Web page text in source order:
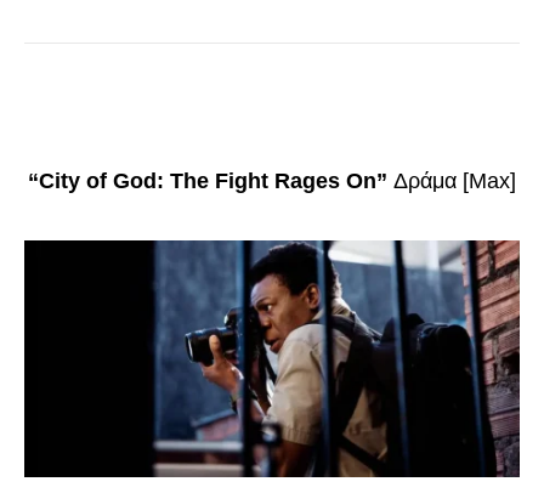
“City of God: The Fight Rages On” Δράμα [Max]